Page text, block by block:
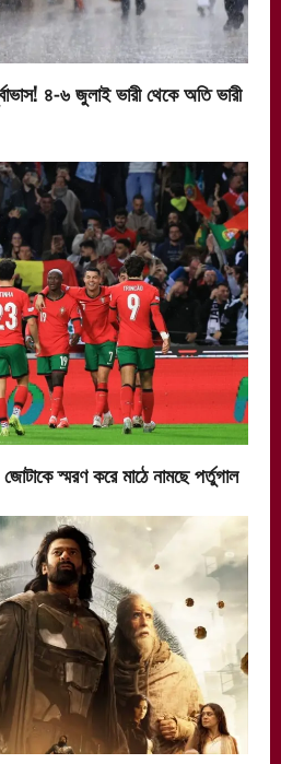
৪-৬ জুলাই ভারী থেকে অতি ভারী
স্মরণ করে মাঠে নামছে পর্তুগাল